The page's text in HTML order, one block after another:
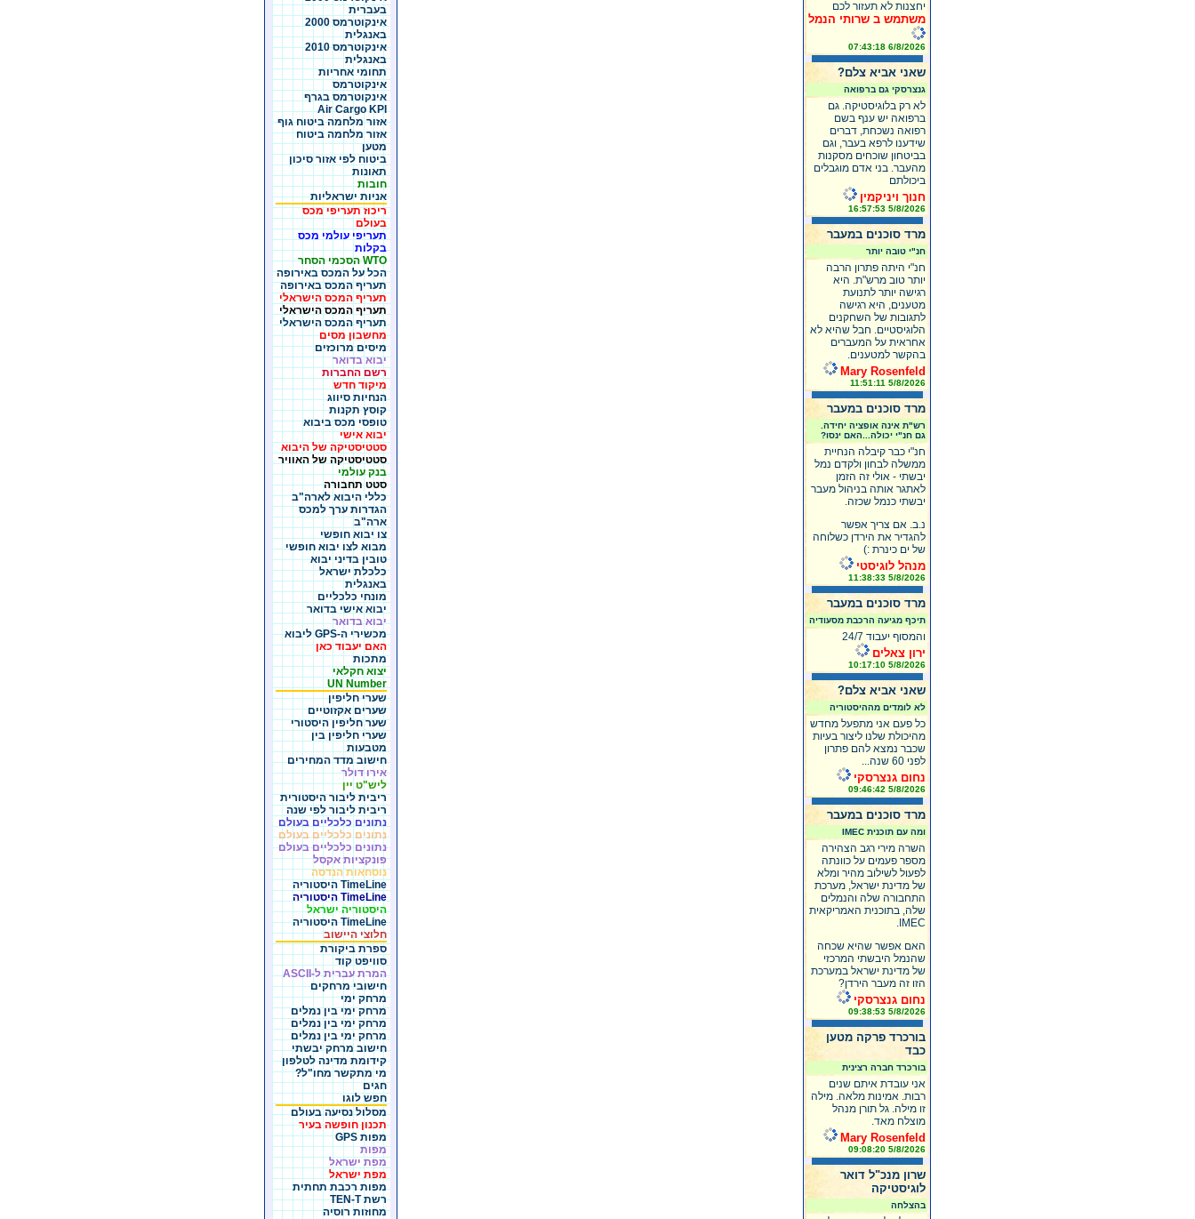
יחצנות לא תעזור לכם
משתמש ב שרותי הנמל
6/8/2026 07:43:18
שאני אביא צלם?
גנצרסקי גם ברפואה
לא רק בלוגיסטיקה. גם
ברפואה יש ענף בשם
רפואה נשכחת, דברים
שידענו לרפא בעבר, וגם
בביטחון שוכחים מסקנות
מהעבר. בני אדם מוגבלים
ביכולתם
חנוך ויניקמין
5/8/2026 16:57:53
מרד סוכנים במעבר
חנ"י טובה יותר
חנ"י היתה פתרון הרבה
יותר טוב מרש"ת. היא
רגישה יותר לתנועת
מטענים, היא רגישה
לתגובות של השחקנים
הלוגיסטיים. חבל שהיא לא
אחראית על המעברים
בהקשר למטענים.
Mary Rosenfeld
5/8/2026 11:51:11
מרד סוכנים במעבר
רש"ת אינה אופציה יחידה.
גם חנ"י יכולה...האם ינסו?
חנ"י כבר קיבלה הנחיית
ממשלה לבחון ולקדם נמל
יבשתי - אולי זה הזמן
לאתגר אותה בניהול מעבר
יבשתי כנמל שכזה.
נ.ב. אם צריך אפשר
להגדיר את הירדן כשלוחה
של ים כינרת :)
מנהל לוגיסטי
5/8/2026 11:38:33
מרד סוכנים במעבר
תיכף מגיעה הרכבת מסעודיה
והמסוף יעבוד 24/7
ירון צאלים
5/8/2026 10:17:10
שאני אביא צלם?
לא לומדים מההיסטוריה
כל פעם אני מתפעל מחדש
מהיכולת שלנו ליצור בעיות
שכבר נמצא להם פתרון
לפני 60 שנה...
נחום גנצרסקי
5/8/2026 09:46:42
מרד סוכנים במעבר
ומה עם תוכנית IMEC
השרה מירי רגב הצהירה
מספר פעמים על כוונתה
לפעול לשילוב מהיר ומלא
של מדינת ישראל, מערכת
התחבורה שלה והנמלים
שלה, בתוכנית האמריקאית
IMEC.
האם אפשר שהיא שכחה
שהנמל היבשתי המרכזי
של מדינת ישראל במערכת
הזו זה מעבר הירדן?
נחום גנצרסקי
5/8/2026 09:38:53
בורכרד פרקה מטען
כבד
בורכרד חברה רצינית
אני עובדת איתם שנים
רבות. אמינות מלאה. מילה
זו מילה. גל תורן מנהל
מוצלח מאד.
Mary Rosenfeld
5/8/2026 09:08:20
שרון מנכ"ל דואר
לוגיסטיקה
בהצלחה
בעברית
אינקוטרמס 2000
באנגלית
אינקוטרמס 2010
באנגלית
תחומי אחריות
אינקוטרמס
אינקוטרמס בגרף
Air Cargo KPI
אזור מלחמה ביטוח גוף
אזור מלחמה ביטוח
מטען
ביטוח לפי אזור סיכון
תאונות
חובות
אניות ישראליות
ריכוז תעריפי מכס
בעולם
תעריפי עולמי מכס
בקלות
WTO הסכמי הסחר
הכל על המכס באירופה
תעריף המכס באירופה
תעריף המכס הישראלי
תעריף המכס הישראלי
תעריף המכס הישראלי
מחשבון מסים
מיסים מרוכזים
יבוא בדואר
רשם החברות
מיקוד חדש
הנחיות סיווג
קוסץ תקנות
טופסי מכס ביבוא
יבוא אישי
סטטיסטיקה של היבוא
סטטיסטיקה של האוויר
בנק עולמי
סטט תחבורה
כללי היבוא לארה"ב
הגדרות ערך למכס
ארה"ב
צו יבוא חופשי
מבוא לצו יבוא חופשי
טובין בדיני יבוא
כלכלת ישראל
באנגלית
מונחי כלכליים
יבוא אישי בדואר
יבוא בדואר
מכשירי ה-GPS ליבוא
האם יעבוד כאן
מתכות
יצוא חקלאי
UN Number
שערי חליפין
שערים אקזוטיים
שער חליפין היסטורי
שערי חליפין בין
מטבעות
חישוב מדד המחירים
אירו דולר
ליש"ט יין
ריבית ליבור היסטורית
ריבית ליבור לפי שנה
נתונים כלכליים בעולם
נתונים כלכליים בעולם
נתונים כלכליים בעולם
פונקציות אקסל
נוסחאות הנדסה
TimeLine היסטוריה
TimeLine היסטוריה
היסטוריה ישראל
TimeLine היסטוריה
חלוצי היישוב
ספרת ביקורת
סוויפט קוד
המרת עברית ל-ASCII
חישובי מרחקים
מרחק ימי
מרחק ימי בין נמלים
מרחק ימי בין נמלים
מרחק ימי בין נמלים
חישוב מרחק יבשתי
קידומת מדינה לטלפון
מי מתקשר מחו"ל?
חגים
חפש לוגו
מסלול נסיעה בעולם
תכנון חופשה בעיר
מפות GPS
מפות
מפת ישראל
מפת ישראל
מפות רכבת תחתית
רשת TEN-T
מחוזות רוסיה